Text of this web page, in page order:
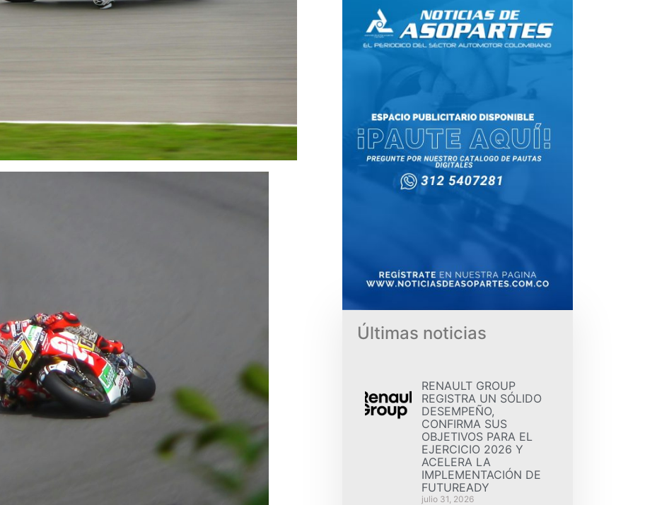
Últimas noticias
RENAULT GROUP
REGISTRA UN SÓLIDO
DESEMPEÑO,
CONFIRMA SUS
OBJETIVOS PARA EL
EJERCICIO 2026 Y
ACELERA LA
IMPLEMENTACIÓN DE
FUTUREADY
julio 31, 2026